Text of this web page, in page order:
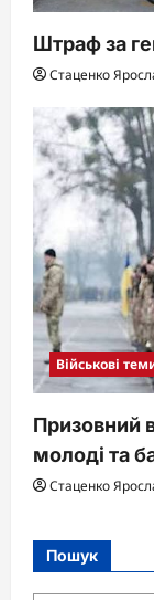
Штраф за
Стаценко
Військові
Призовний
молоді та
Стаценко
Пошук